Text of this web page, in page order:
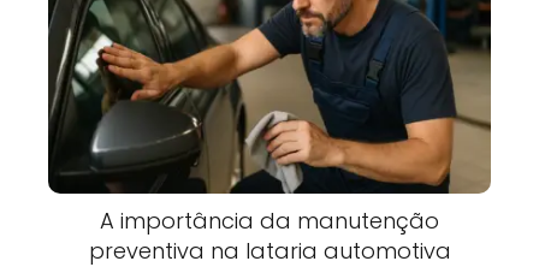
A importância da manutenção
preventiva na lataria automotiva